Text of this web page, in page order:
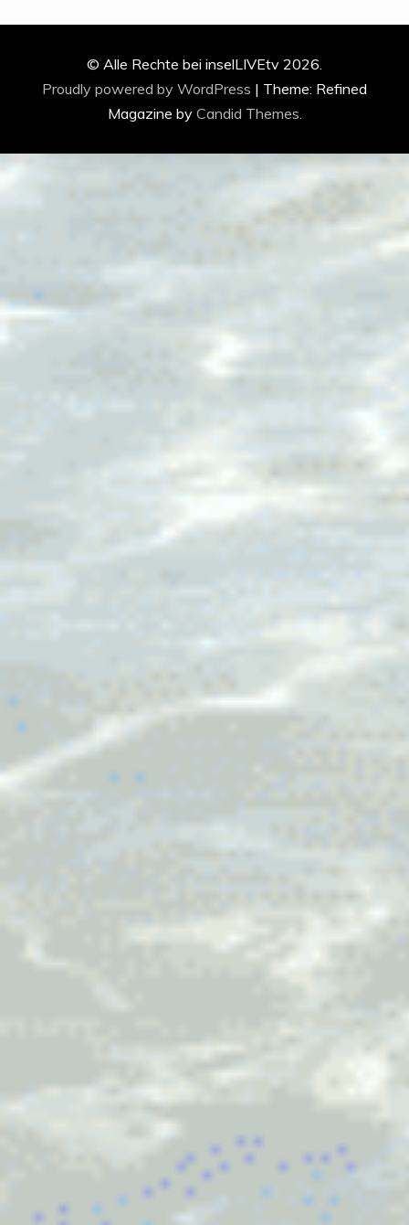
© Alle Rechte bei inselLIVEtv 2026.
Proudly powered by WordPress | Theme: Refined
Magazine by Candid Themes